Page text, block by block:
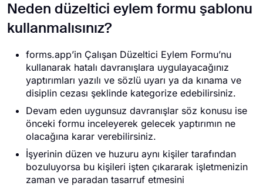
Neden düzeltici eylem formu şablonu
kullanmalısınız?
forms.app’in Çalışan Düzeltici Eylem Formu’nu
kullanarak hatalı davranışlara uygulayacağınız
yaptırımları yazılı ve sözlü uyarı ya da kınama ve
disiplin cezası şeklinde kategorize edebilirsiniz.
Devam eden uygunsuz davranışlar söz konusu ise
önceki formu inceleyerek gelecek yaptırımın ne
olacağına karar verebilirsiniz.
İşyerinin düzen ve huzuru aynı kişiler tarafından
bozuluyorsa bu kişileri işten çıkararak işletmenizin
zaman ve paradan tasarruf etmesini